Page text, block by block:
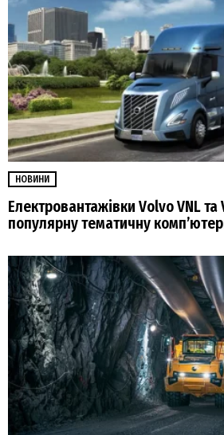
НОВИНИ
Електровантажівки Volvo VNL та
популярну тематичну